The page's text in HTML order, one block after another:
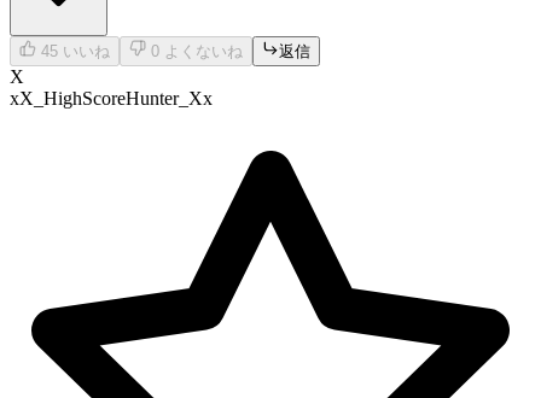
45 いいね 0 よくないね 返信
X
xX_HighScoreHunter_Xx